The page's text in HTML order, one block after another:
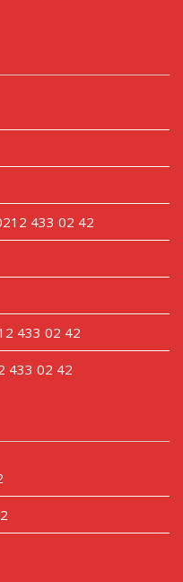
433 02 42
433 02 42
433 02 42